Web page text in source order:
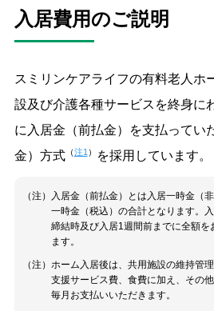
入居費用のご説明
スミリンケアライフの有料老人ホ
設及び介護各種サービスを終身に
に入居金（前払金）を支払ってい
金）方式（注1 ） を採用しています。
（注）入居金（前払金）とは入居一時金（
一時金（税込）の合計となります。
締結時及び入居1週間前までに全額を
ます。
（注）ホーム入居後は、共用施設の維持管
支援サービス費、食費に加え、その
毎月お支払いいただきます。